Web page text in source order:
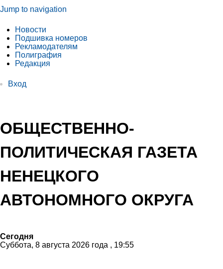
Jump to navigation
Новости
Подшивка номеров
Рекламодателям
Полиграфия
Редакция
Вход
ОБЩЕСТВЕННО-
ПОЛИТИЧЕСКАЯ ГАЗЕТА
НЕНЕЦКОГО
АВТОНОМНОГО ОКРУГА
Сегодня
Суббота, 8 августа 2026 года , 19:55